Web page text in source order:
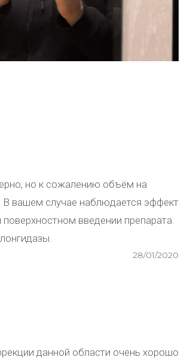
но к сожалению объём на
вашем случае наблюдается эффект
введении препарата.
28/01/2020
данной области очень хорошо